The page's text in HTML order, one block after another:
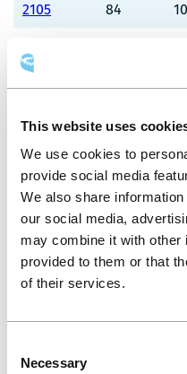
This website uses
We use cookies to
provide social media
We also share
our social media,
may combine it with other
provided to them or that
of their services.
Selection
Necessary
2105 84
357
Foyer 206 307
Hall 2000 574
Studio 2 38
LEVEL 3
SPECIFICATIONS